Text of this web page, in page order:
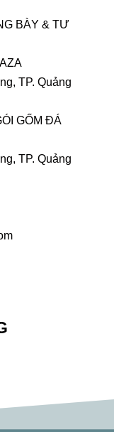
BÀY & TƯ
TP. Quảng
GỐM ĐÁ
TP. Quảng